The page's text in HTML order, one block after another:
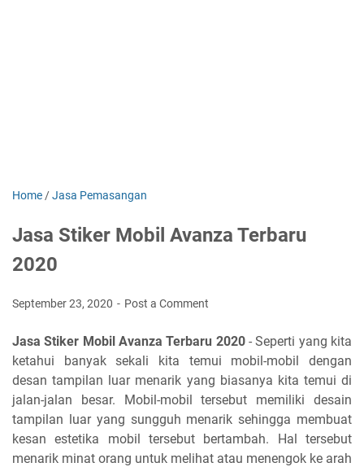
Home /Jasa Pemasangan
Jasa Stiker Mobil Avanza Terbaru
2020
September 23, 2020 Post a Comment
Jasa Stiker Mobil Avanza Terbaru 2020- Seperti yang kita
ketahui banyak sekali kita temui mobil-mobil dengan
desan tampilan luar menarik yang biasanya kita temui di
jalan-jalan besar. Mobil-mobil tersebut memiliki desain
tampilan luar yang sungguh menarik sehingga membuat
kesan estetika mobil tersebut bertambah. Hal tersebut
menarik minat orang untuk melihat atau menengok ke arah